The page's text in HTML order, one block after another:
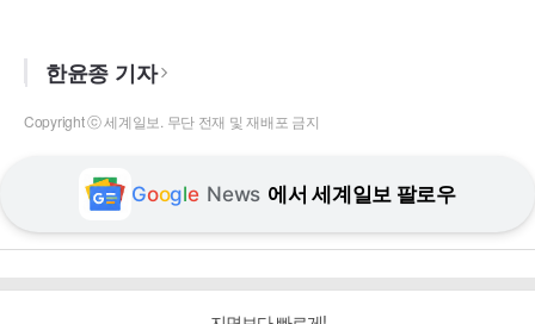
한윤종 기자
Copyright ⓒ 세계일보. 무단 전재 및 재배포 금지
Google News 에서 세계일보 팔로우